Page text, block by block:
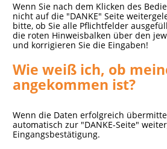
Wenn Sie nach dem Klicken des
nicht auf die "DANKE" Seite
bitte, ob Sie alle Pflichtfelder
die roten Hinweisbalken über den
und korrigieren Sie die Eingaben!
Wie weiß ich, ob
angekommen ist?
Wenn die Daten erfolgreich
automatisch zur "DANKE-Seite"
Eingangsbestätigung.